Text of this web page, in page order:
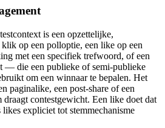
is een opzettelijke,
op een polloptie, een like op een
met een specifiek trefwoord, of een
— die een publieke of semi-publieke
om een winnaar te bepalen. Het
paginalike, een post-share of een
draagt contestgewicht. Een like doet dat
expliciet tot stemmechanisme